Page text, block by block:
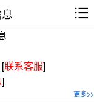
[联系客服]
]
更多>>